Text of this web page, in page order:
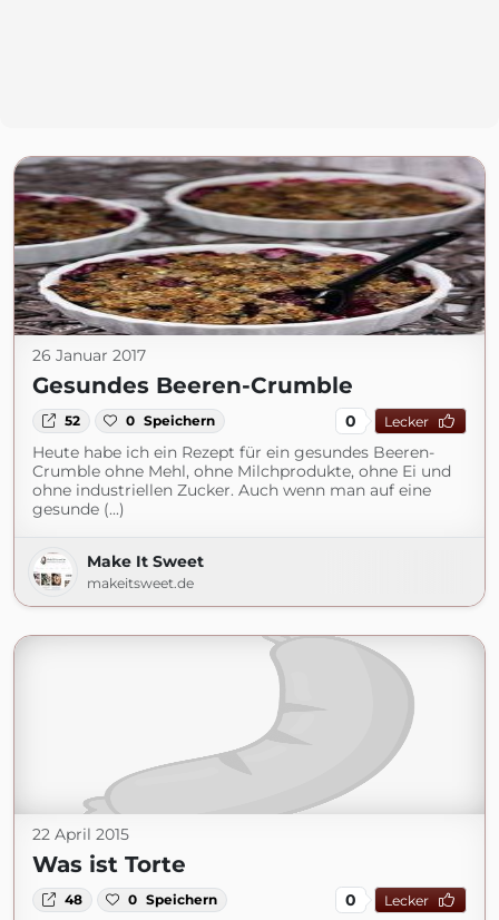
26 Januar 2017
Gesundes Beeren-Crumble
52 0 Speichern 0 Lecker
Heute habe ich ein Rezept für ein gesundes Beeren-
Crumble ohne Mehl, ohne Milchprodukte, ohne Ei und
ohne industriellen Zucker. Auch wenn man auf eine
gesunde (...)
Make It Sweet
makeitsweet.de
22 April 2015
Was ist Torte
48 0 Speichern 0 Lecker